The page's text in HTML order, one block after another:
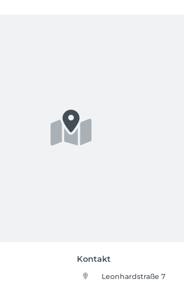
Kontakt
Leonhardstraße 7